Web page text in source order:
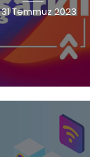
31 Temmuz 2023